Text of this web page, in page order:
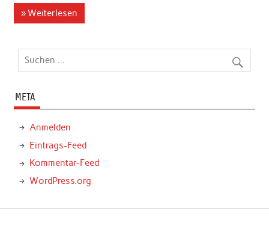
» Weiterlesen
META
Anmelden
Eintrags-Feed
Kommentar-Feed
WordPress.org